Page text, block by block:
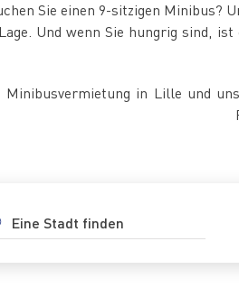
Sie einen 9-sitzigen
Und wenn Sie hungrig sind,
Minibusvermietung in Lille und